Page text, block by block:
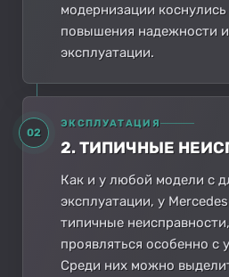
модернизации
повышения надежности
эксплуатации.
02
ЭКСПЛУАТАЦИЯ
2. ТИПИЧНЫЕ
Как и у любой модели с
эксплуатации, у
типичные
проявляться особенно с
Среди них можно